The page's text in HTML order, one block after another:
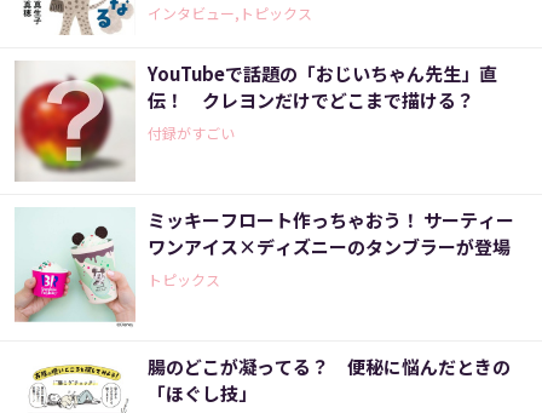
インタビュー,トピックス
YouTubeで話題の「おじいちゃん先生」直
伝！ クレヨンだけでどこまで描ける？
付録がすごい
ミッキーフロート作っちゃおう！ サーティー
ワンアイス×ディズニーのタンブラーが登場
トピックス
腸のどこが凝ってる？ 便秘に悩んだときの
「ほぐし技」